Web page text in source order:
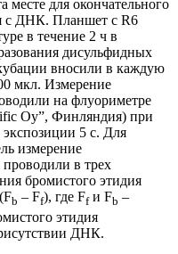
месте для окончательного
с ДНК. Планшет с R6
в течение 2 ч в
дисульфидных
вносили в каждую
мкл. Измерение
на флуориметре
Oy”, Финляндия) при
5 с. Для
измерение
в трех
бромистого этидия
b ‒ Ff), где Ffи Fb –
этидия
ДНК.